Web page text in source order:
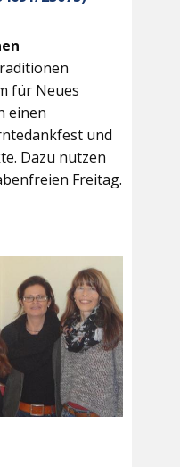
für Neues
einen
und
Dazu nutzen
Freitag.